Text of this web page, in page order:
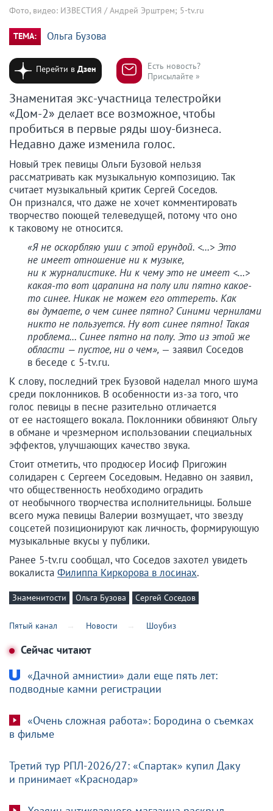
Фото, видео: ИЗВЕСТИЯ / Андрей Эрштрем; 5-tv.ru
ТЕМА: Ольга Бузова
Перейти вДзен
Есть новость?
Присылайте »
Знаменитая экс-участница телестройки
«Дом-2» делает все возможное, чтобы
пробиться в первые ряды шоу-бизнеса.
Недавно даже изменила голос.
Новый трек певицы Ольги Бузовой нельзя
рассматривать как музыкальную композицию. Так
считает музыкальный критик Сергей Соседов.
Он признался, что даже не хочет комментировать
творчество поющей телеведущей, потому что оно
к таковому не относится.
«Я не оскорбляю уши с этой ерундой. <…> Это
не имеет отношение ни к музыке,
ни к журналистике. Ни к чему это не имеет <…>
какая-то вот царапина на полу или пятно какое-
то синее. Никак не можем его оттереть. Как
вы думаете, о чем синее пятно? Синими чернилами
никто не пользуется. Ну вот синее пятно! Такая
проблема… Синее пятно на полу. Это из этой же
области — пустое, ни о чем», — заявил Соседов
в беседе с 5-tv.ru.
К слову, последний трек Бузовой наделал много шума
среди поклонников. В особенности из-за того, что
голос певицы в песне разительно отличается
от ее настоящего вокала. Поклонники обвиняют Ольгу
в обмане и чрезмерном использовании специальных
эффектов, улучшающих качество звука.
Стоит отметить, что продюсер Иосиф Пригожин
солидарен с Сергеем Соседовым. Недавно он заявил,
что общественность необходимо оградить
от необычного творчества исполнительницы. Больше
всего мужа певицы Валерии возмущает, что звезду
соцсетей позиционируют как личность, формирующую
музыкальные вкусы у публики.
Ранее 5-tv.ru сообщал, что Соседов захотел увидеть
вокалиста Филиппа Киркорова в лосинах.
Знаменитости Ольга Бузова Сергей Соседов
Пятый канал Новости Шоубиз
Сейчас читают
«Дачной амнистии» дали еще пять лет:
подводные камни регистрации
«Очень сложная работа»: Бородина о съемках
в фильме
Третий тур РПЛ-2026/27: «Спартак» купил Даку
и принимает «Краснодар»